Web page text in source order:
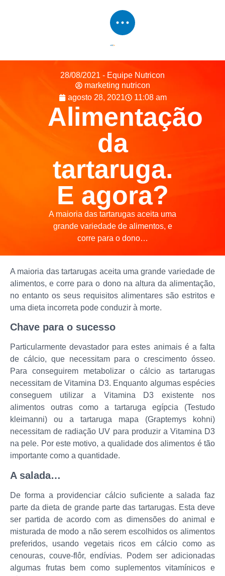
28/08/2021 - Equipe Nutricon
marketing nutricon
agosto 28, 2021
11:08 am
Alimentação
da
tartaruga.
E agora?
A maioria das tartarugas aceita uma
grande variedade de alimentos, e
corre para o dono…
A maioria das tartarugas aceita uma grande variedade de
alimentos, e corre para o dono na altura da alimentação,
no entanto os seus requisitos alimentares são estritos e
uma dieta incorreta pode conduzir à morte.
Chave para o sucesso
Particularmente devastador para estes animais é a falta
de cálcio, que necessitam para o crescimento ósseo.
Para conseguirem metabolizar o cálcio as tartarugas
necessitam de Vitamina D3. Enquanto algumas espécies
conseguem utilizar a Vitamina D3 existente nos
alimentos outras como a tartaruga egípcia (Testudo
kleimanni) ou a tartaruga mapa (Graptemys kohni)
necessitam de radiação UV para produzir a Vitamina D3
na pele. Por este motivo, a qualidade dos alimentos é tão
importante como a quantidade.
A salada…
De forma a providenciar cálcio suficiente a salada faz
parte da dieta de grande parte das tartarugas. Esta deve
ser partida de acordo com as dimensões do animal e
misturada de modo a não serem escolhidos os alimentos
preferidos, usando vegetais ricos em cálcio como as
cenouras, couve-flôr, endívias. Podem ser adicionadas
algumas frutas bem como suplementos vitamínicos e